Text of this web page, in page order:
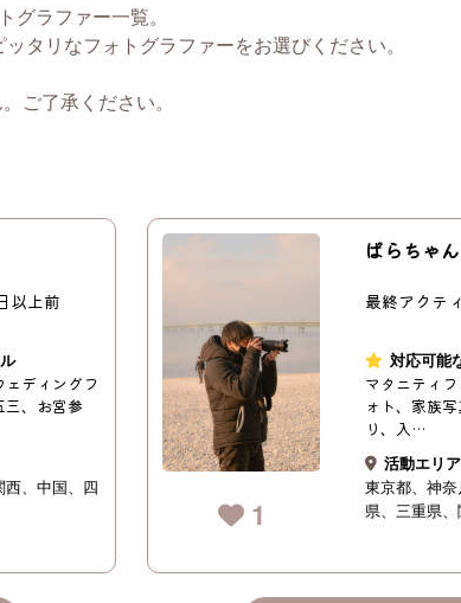
ラファー一覧。
タリなフォトグラファーをお選びください。
ご了承ください。
以上前
ディングフ
三、お宮参
西 中国
四
1
ぱらちゃん
最終アクテ
対応可能
マタニティ
ォト、家族
り、入…
活動エリア
東京都
神
県
三重県